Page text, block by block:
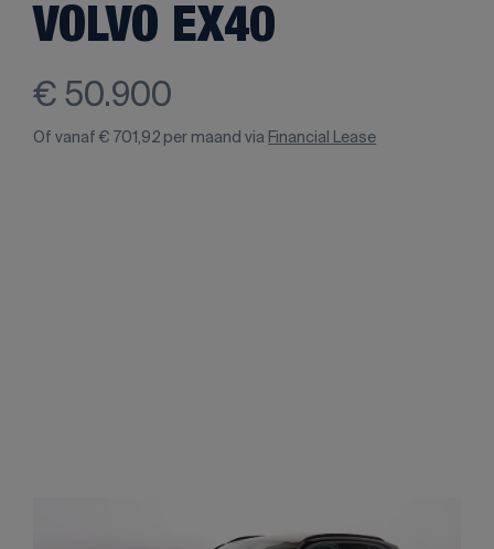
VOLVO EX40
€ 50.900
Of vanaf € 701,92 per maand via Financial Lease